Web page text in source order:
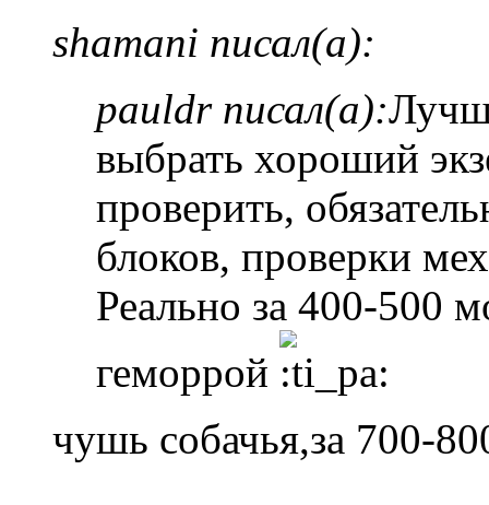
shamani писал(а):
pauldr писал(а):
выбрать хороший
проверить,
блоков, проверки
Реально за 400-500
геморрой
чушь собачья,за 700-